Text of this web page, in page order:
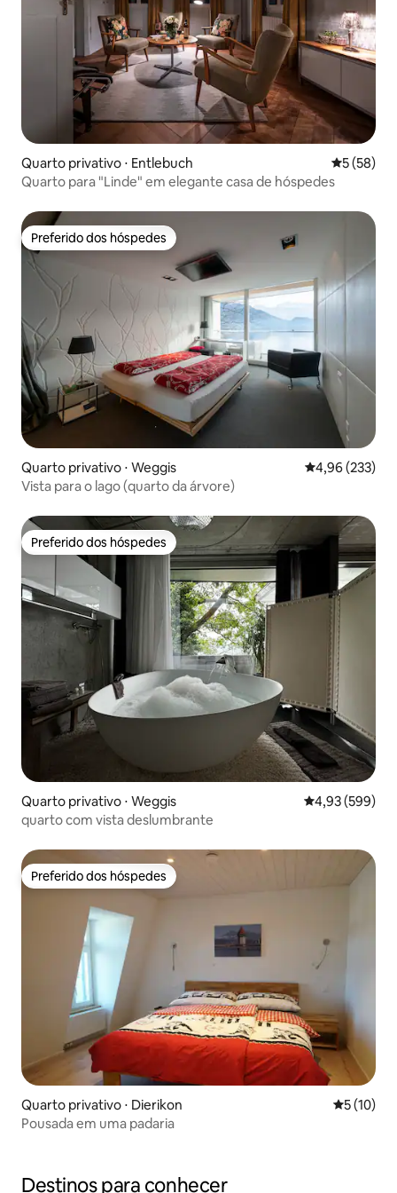
Quarto privativo ⋅ Entlebuch 5 de uma
5 (58)
Quarto para "Linde" em elegante casa de hóspedes
Preferido dos hóspedes
Preferido dos hóspedes
Quarto privativo ⋅ Weggis 4,96 de uma
4,96 (233)
Vista para o lago (quarto da árvore)
Preferido dos hóspedes
Preferido dos hóspedes
Quarto privativo ⋅ Weggis 4,93 de uma
4,93 (599)
quarto com vista deslumbrante
Preferido dos hóspedes
Preferido dos hóspedes
Quarto privativo ⋅ Dierikon 5 de uma
5 (10)
Pousada em uma padaria
Destinos para conhecer